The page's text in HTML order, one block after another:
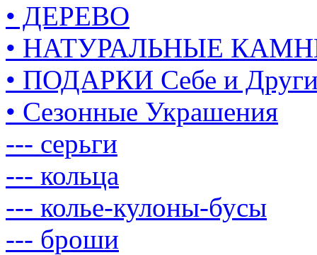
• ДЕРЕВО
• НАТУРАЛЬНЫЕ
• ПОДАРКИ Себе и
• Сезонные Украшения
--- серьги
--- кольца
--- колье-кулоны-бусы
--- броши